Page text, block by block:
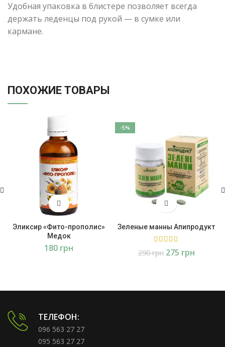
Удобная упаковка в блистере позволяет всегда
держать леденцы под рукой — в сумке или
кармане.
ПОХОЖИЕ ТОВАРЫ
Эликсир «Фито-прополис»
Медок
грн
-5%
Зеленые манны Апипродукт
290грн 275 грн
ТЕЛЕФОН:
096 563 27 27
095 563 27 27